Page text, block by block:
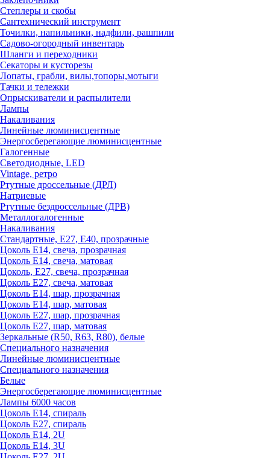
Степлеры и скобы
Сантехнический инструмент
Точилки, напильники, надфили, рашпили
Садово-огородный инвентарь
Шланги и переходники
Секаторы и кусторезы
Лопаты, грабли, вилы,топоры,мотыги
Тачки и тележки
Опрыскиватели и распылители
Лампы
Накаливания
Линейные люминисцентные
Энергосберегающие люминисцентные
Галогенные
Светодиодные, LED
Vintage, ретро
Ртутные дроссельные (ДРЛ)
Натриевые
Ртутные бездроссельные (ДРВ)
Металлогалогенные
Накаливания
Стандартные, Е27, Е40, прозрачные
Цоколь Е14, свеча, прозрачная
Цоколь Е14, свеча, матовая
Цоколь, Е27, свеча, прозрачная
Цоколь Е27, свеча, матовая
Цоколь Е14, шар, прозрачная
Цоколь Е14, шар, матовая
Цоколь Е27, шар, прозрачная
Цоколь Е27, шар, матовая
Зеркальные (R50, R63, R80), белые
Специального назначения
Линейные люминисцентные
Специального назначения
Белые
Энергосберегающие люминисцентные
Лампы 6000 часов
Цоколь Е14, спираль
Цоколь Е27, спираль
Цоколь Е14, 2U
Цоколь Е14, 3U